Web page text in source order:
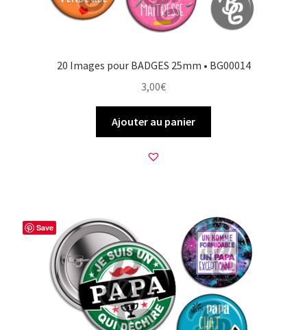
20 Images pour BADGES 25mm • BG00014
3,00€
Ajouter au panier
Save